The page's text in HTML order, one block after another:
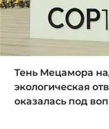
Тень Мецамора
экологическая
оказалась под